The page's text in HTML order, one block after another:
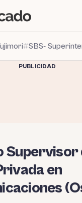
SBS-
PUBLICIDAD
Supervisor
en